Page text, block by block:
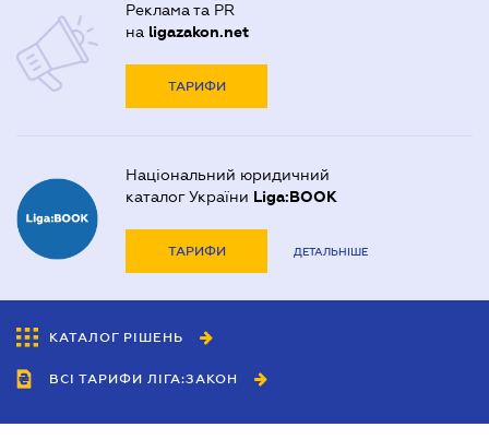
Реклама та PR
на ligazakon.net
ТАРИФИ
Національний юридичний
каталог України Liga:BOOK
ТАРИФИ ДЕТАЛЬНІШЕ
КАТАЛОГ РІШЕНЬ
ВСІ ТАРИФИ ЛІГА:ЗАКОН